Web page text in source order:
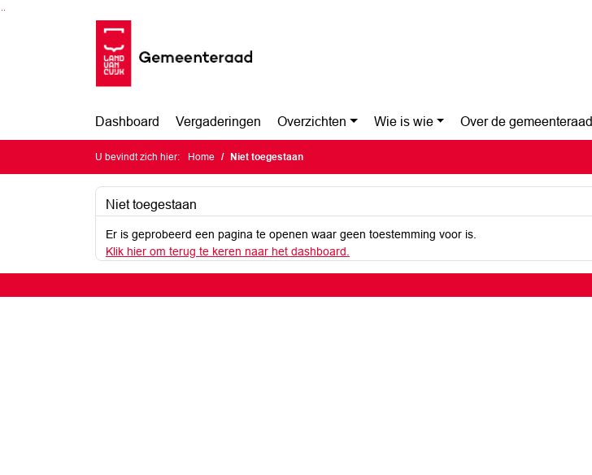
Ga naar de inhoud van deze pagina
Ga naar het zoeken
Ga naar het menu
Dashboard Vergaderingen Overzichten Wie is wie Over de gemeenteraad
U bevindt zich hier: Home Niet toegestaan
Niet toegestaan
Er is geprobeerd een pagina te openen waar geen toestemming voor is.
Klik hier om terug te keren naar het dashboard.